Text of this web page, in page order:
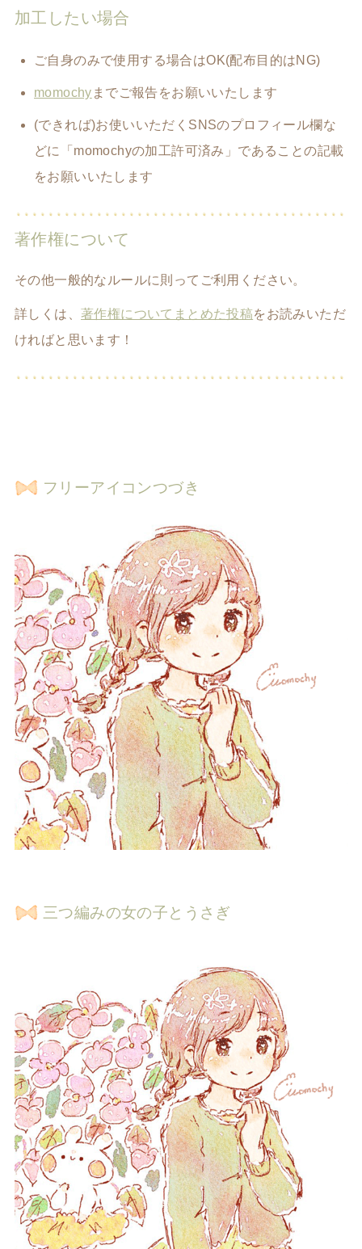
加工したい場合
ご自身のみで使用する場合はOK(配布目的はNG)
momochy までご報告をお願いいたします
(できれば)お使いいただくSNSのプロフィール欄な
どに「momochyの加工許可済み」であることの記載
をお願いいたします
著作権について
その他一般的なルールに則ってご利用ください。
詳しくは、 著作権についてまとめた投稿をお読みいただ
ければと思います！
フリーアイコンつづき
三つ編みの女の子とうさぎ